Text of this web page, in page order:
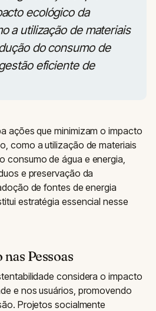
ecológico da
a utilização de materiais
do consumo de
eficiente de
ações que minimizam o impacto
como a utilização de materiais
consumo de água e energia,
e preservação da
de fontes de energia
estratégia essencial nesse
Pessoas
considera o impacto
e nos usuários, promovendo
Projetos socialmente